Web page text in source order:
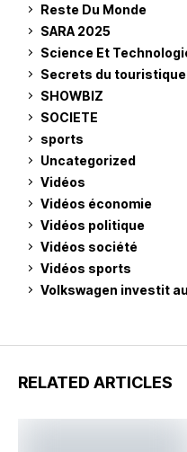
Reste Du Monde
SARA 2025
Science Et
Secrets du
SHOWBIZ
SOCIETE
sports
Uncategorized
Vidéos
Vidéos économie
Vidéos politique
Vidéos société
Vidéos sports
Volkswagen investit
RELATED ARTICLES